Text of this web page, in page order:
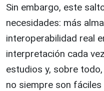
Sin embargo, este
necesidades: más
interoperabilidad real
interpretación cada
estudios y, sobre
no siempre son